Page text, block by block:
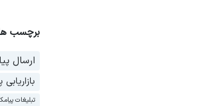
برچسب
ارسال
بازاریابی
تبلیغات